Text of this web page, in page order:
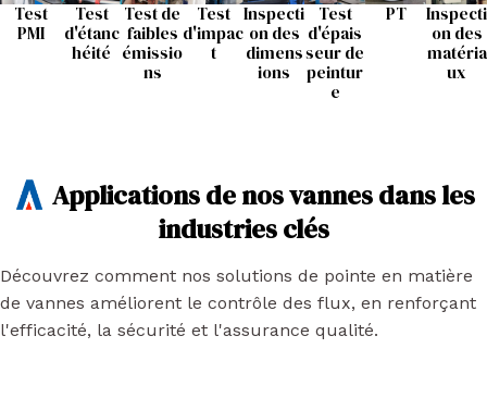
Test
PMI
Test
d'étanc
héité
Test de
faibles
émissio
ns
Test
d'impac
t
Inspecti
on des
dimens
ions
Test
d'épais
seur de
peintur
e
PT
Inspecti
on des
matéria
ux
Applications de nos vannes dans les
industries clés
Découvrez comment nos solutions de pointe en matière
de vannes améliorent le contrôle des flux, en renforçant
l'efficacité, la sécurité et l'assurance qualité.